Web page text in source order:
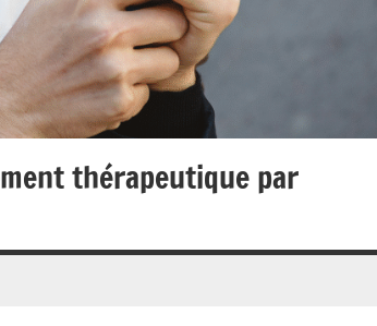
thérapeutique par